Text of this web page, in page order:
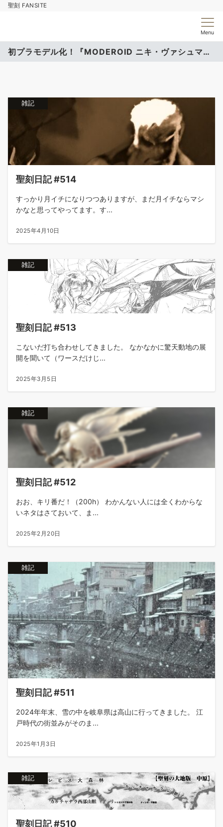
聖刻 FANSITE
Menu
初プラモデル化！『MODEROID ニキ・ヴァシュマール』
雑記
聖刻日記 #514
すっかり月イチになりつつありますが、まだ月イチならマシ
かなと思ってやってます。す...
2025年4月10日
雑記
聖刻日記 #513
こないだ打ち合わせしてきました。 なかなかに驚天動地の展
開を聞いて（ワースだけじ...
2025年3月5日
雑記
聖刻日記 #512
おお、キリ番だ！（200h） わかんない人には全くわからな
いネタはさておいて、ま...
2025年2月20日
雑記
聖刻日記 #511
2024年年末、雪の中を岐阜県は高山に行ってきました。 江
戸時代の街並みがそのま...
2025年1月3日
雑記
聖刻日記 #510